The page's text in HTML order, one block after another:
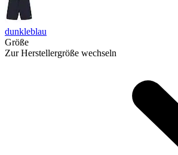
dunkleblau
Größe
Zur Herstellergröße wechseln